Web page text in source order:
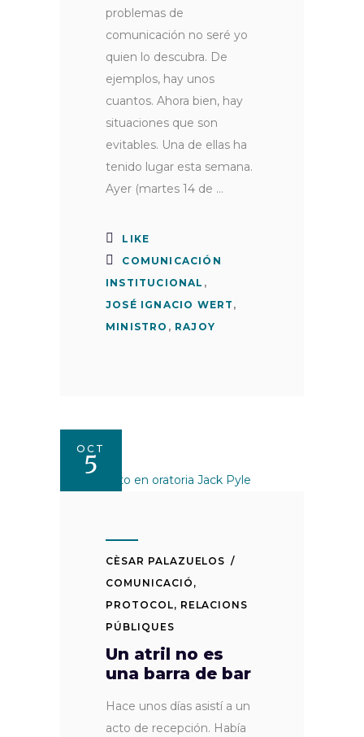
problemas de
comunicación no seré yo
quien lo descubra. De
ejemplos, hay unos
cuantos. Ahora bien, hay
situaciones que son
evitables. Una de ellas ha
tenido lugar esta semana.
Ayer (martes 14 de
LIKE
COMUNICACIÓN
INSTITUCIONAL ,
JOSÉ IGNACIO WERT ,
MINISTRO , RAJOY
OCT
5
CÈSAR PALAZUELOS
COMUNICACIÓ ,
PROTOCOL, RELACIONS
PÚBLIQUES
Un atril no es
una barra de bar
Hace unos días asistí a un
acto de recepción. Había